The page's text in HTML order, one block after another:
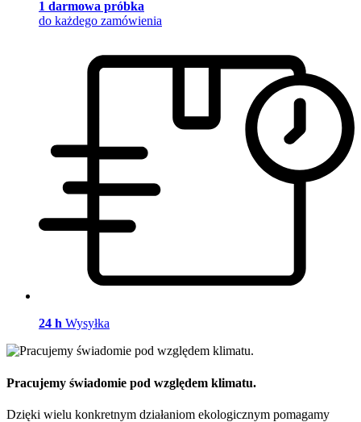
1 darmowa próbka
do każdego zamówienia
24 h Wysyłka
Pracujemy świadomie pod względem klimatu.
Dzięki wielu konkretnym działaniom ekologicznym pomagamy